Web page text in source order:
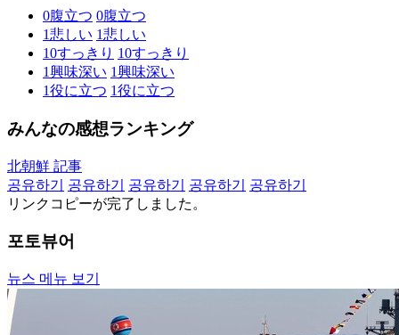
0腹立つ 0腹立つ
1悲しい 1悲しい
10すっきり 10すっきり
1興味深い 1興味深い
1役に立つ 1役に立つ
みんなの感想ランキング
北朝鮮 記事
공유하기
공유하기 공유하기 공유하기
공유하기
リンクコピーが完了しました。
포토뷰어
뉴스 메뉴 보기